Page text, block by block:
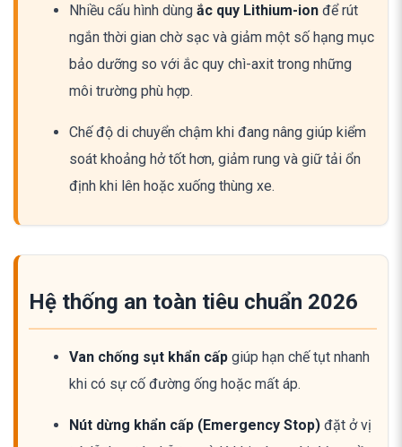
Nhiều cấu hình dùng ắc quy Lithium-ionđể rút
ngắn thời gian chờ sạc và giảm một số hạng mục
bảo dưỡng so với ắc quy chì-axit trong những
môi trường phù hợp.
Chế độ di chuyển chậm khi đang nâng giúp kiểm
soát khoảng hở tốt hơn, giảm rung và giữ tải ổn
định khi lên hoặc xuống thùng xe.
Hệ thống an toàn tiêu chuẩn 2026
Van chống sụt khẩn cấpgiúp hạn chế tụt nhanh
khi có sự cố đường ống hoặc mất áp.
Nút dừng khẩn cấp (Emergency Stop)đặt ở vị